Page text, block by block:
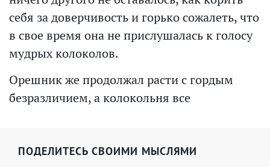
себя за доверчивость и горько сожалеть, что
в свое время она не прислушалась к голосу
мудрых колоколов.
Орешник же продолжал расти с гордым
безразличием, а колокольня все
ПОДЕЛИТЕСЬ СВОИМИ МЫСЛЯМИ